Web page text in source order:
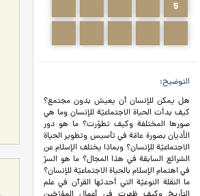
5
التوضيح
هل يمكن للإنسان أن يعيش بدون مجتمع؟
كيف بدأت الحياة الاجتماعيّة للإنسان وما هي
صورها المختلفة وكيف تطوّرت؟ ما هو دور
الأديان بصورة عامّة في تأسيس وتطوير الحياة
الاجتماعيّة للإنسان؟ وبماذا يختلف الإسلام عن
الشرائع السابقة في هذا المجال؟ ما هو السرّ
في اهتمام الإسلام بالحياة الاجتماعيّة للإنسان؟
ما النقلة النوعيّة التي أحدثها القرآن في علم